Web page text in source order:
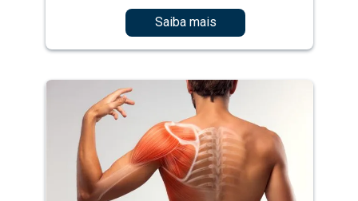
Saiba mais